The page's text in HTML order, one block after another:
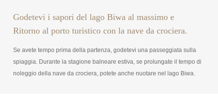
Godetevi i sapori del lago Biwa al massimo e
Ritorno al porto turistico con la nave da crociera.
Se avete tempo prima della partenza, godetevi una passeggiata sulla
spiaggia. Durante la stagione balneare estiva, se prolungate il tempo di
noleggio della nave da crociera, potete anche nuotare nel lago Biwa.